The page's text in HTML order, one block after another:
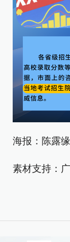
海报：陈露
素材支持：